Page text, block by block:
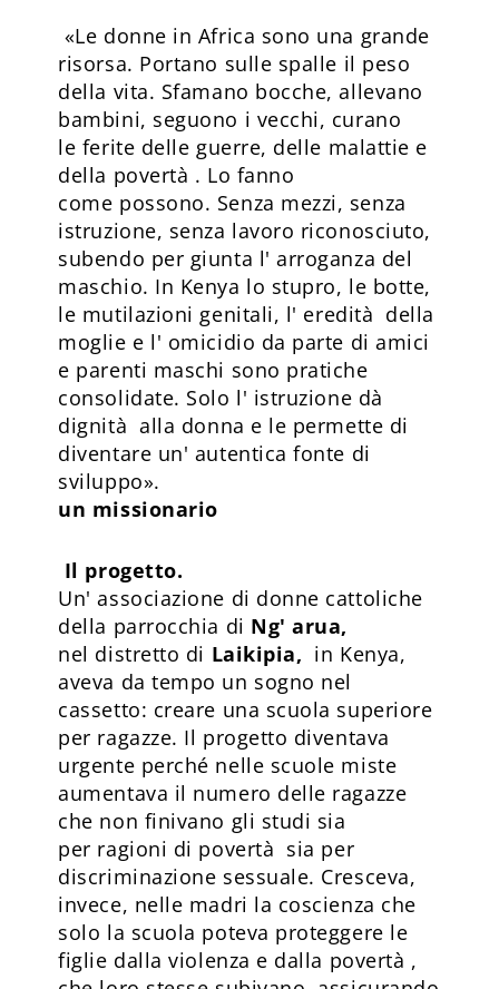
«Le donne in Africa sono una grande
risorsa. Portano sulle spalle il peso
della vita. Sfamano bocche, allevano
bambini, seguono i vecchi, curano
le ferite delle guerre, delle malattie e
della povertà . Lo fanno
come possono. Senza mezzi, senza
istruzione, senza lavoro riconosciuto,
subendo per giunta l' arroganza del
maschio. In Kenya lo stupro, le botte,
le mutilazioni genitali, l' eredità della
moglie e l' omicidio da parte di amici
e parenti maschi sono pratiche
consolidate. Solo l' istruzione dà
dignità alla donna e le permette di
diventare un' autentica fonte di
sviluppo».
un missionario
Il progetto.
Un' associazione di donne cattoliche
della parrocchia di Ng' arua,
nel distretto di Laikipia, in Kenya,
aveva da tempo un sogno nel
cassetto: creare una scuola superiore
per ragazze. Il progetto diventava
urgente perché nelle scuole miste
aumentava il numero delle ragazze
che non finivano gli studi sia
per ragioni di povertà sia per
discriminazione sessuale. Cresceva,
invece, nelle madri la coscienza che
solo la scuola poteva proteggere le
figlie dalla violenza e dalla povertà ,